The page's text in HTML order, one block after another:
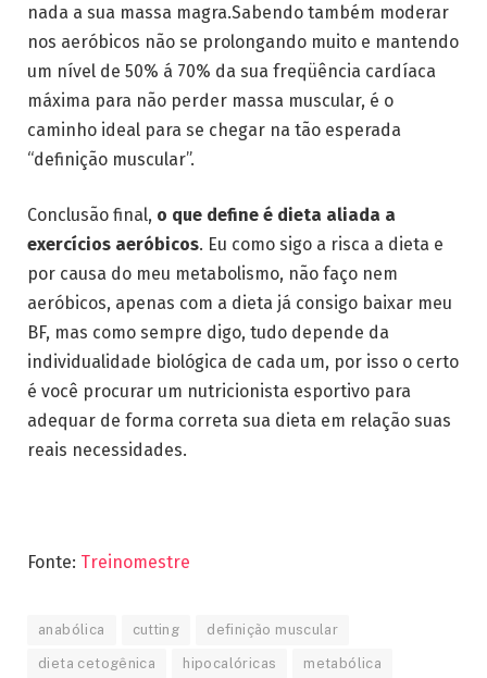
nada a sua massa magra.Sabendo também moderar
nos aeróbicos não se prolongando muito e mantendo
um nível de 50% á 70% da sua freqüência cardíaca
máxima para não perder massa muscular, é o
caminho ideal para se chegar na tão esperada
“definição muscular”.
Conclusão final, o que define é dieta aliada a
exercícios aeróbicos. Eu como sigo a risca a dieta e
por causa do meu metabolismo, não faço nem
aeróbicos, apenas com a dieta já consigo baixar meu
BF, mas como sempre digo, tudo depende da
individualidade biológica de cada um, por isso o certo
é você procurar um nutricionista esportivo para
adequar de forma correta sua dieta em relação suas
reais necessidades.
Fonte: Treinomestre
anabólica cutting definição muscular
dieta cetogênica hipocalóricas metabólica